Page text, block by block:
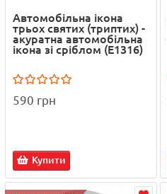
Автомобільна ікона
трьох святих (триптих) -
акуратна автомобільна
ікона зі сріблом (E1316)
590 грн
Купити